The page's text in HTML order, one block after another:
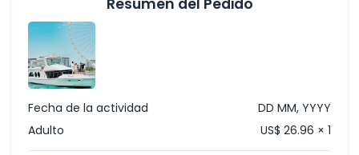
una experiencia segura
Asientos cómodos en la cubierta soleada y áreas
sombreadas
Oportunidades para fotografía y turismo
Ideal para parejas, familias o grupos pequeños que
buscan una escapada rápida de lujo
Fecha de la actividad
DD MM, YYYY
Adulto
US$ 26.96 × 1